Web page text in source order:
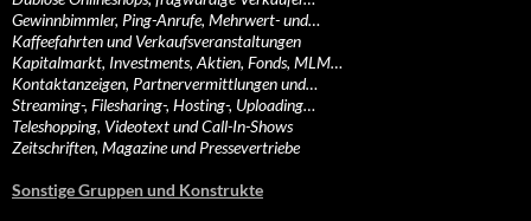
Gewinnbimmler, Ping-Anrufe, Mehrwert- und…
Kaffeefahrten und Verkaufsveranstaltungen
Kapitalmarkt, Investments, Aktien, Fonds, MLM…
Kontaktanzeigen, Partnervermittlungen und…
Streaming-, Filesharing-, Hosting-, Uploading…
Teleshopping, Videotext und Call-In-Shows
Zeitschriften, Magazine und Pressevertriebe
Sonstige Gruppen und Konstrukte